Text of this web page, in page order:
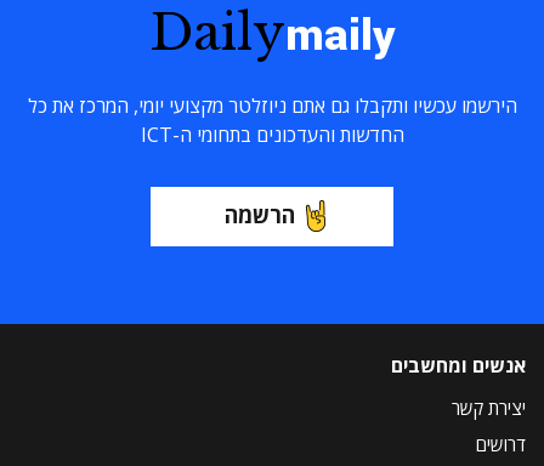
Dailymaily
הירשמו עכשיו ותקבלו גם אתם ניוזלטר מקצועי יומי, המרכז את כל
החדשות והעדכונים בתחומי ה-ICT
הרשמה
אנשים ומחשבים
יצירת קשר
דרושים